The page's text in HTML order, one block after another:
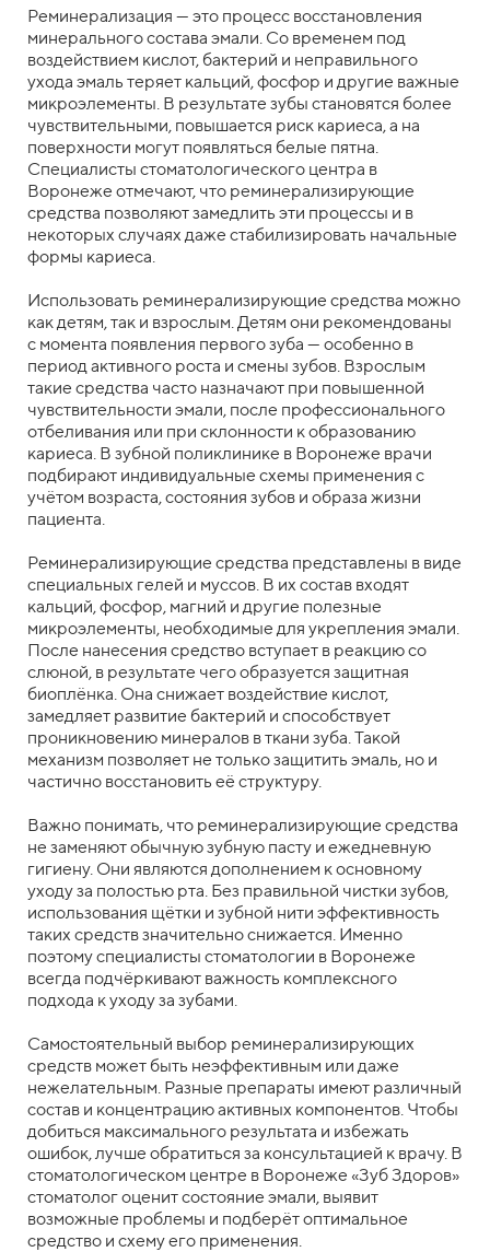
Реминерализация — это процесс восстановления
минерального состава эмали. Со временем под
воздействием кислот, бактерий и неправильного
ухода эмаль теряет кальций, фосфор и другие важные
микроэлементы. В результате зубы становятся более
чувствительными, повышается риск кариеса, а на
поверхности могут появляться белые пятна.
Специалисты стоматологического центра в
Воронеже отмечают, что реминерализирующие
средства позволяют замедлить эти процессы и в
некоторых случаях даже стабилизировать начальные
формы кариеса.
Использовать реминерализирующие средства можно
как детям, так и взрослым. Детям они рекомендованы
с момента появления первого зуба — особенно в
период активного роста и смены зубов. Взрослым
такие средства часто назначают при повышенной
чувствительности эмали, после профессионального
отбеливания или при склонности к образованию
кариеса. В зубной поликлинике в Воронеже врачи
подбирают индивидуальные схемы применения с
учётом возраста, состояния зубов и образа жизни
пациента.
Реминерализирующие средства представлены в виде
специальных гелей и муссов. В их состав входят
кальций, фосфор, магний и другие полезные
микроэлементы, необходимые для укрепления эмали.
После нанесения средство вступает в реакцию со
слюной, в результате чего образуется защитная
биоплёнка. Она снижает воздействие кислот,
замедляет развитие бактерий и способствует
проникновению минералов в ткани зуба. Такой
механизм позволяет не только защитить эмаль, но и
частично восстановить её структуру.
Важно понимать, что реминерализирующие средства
не заменяют обычную зубную пасту и ежедневную
гигиену. Они являются дополнением к основному
уходу за полостью рта. Без правильной чистки зубов,
использования щётки и зубной нити эффективность
таких средств значительно снижается. Именно
поэтому специалисты стоматологии в Воронеже
всегда подчёркивают важность комплексного
подхода к уходу за зубами.
Самостоятельный выбор реминерализирующих
средств может быть неэффективным или даже
нежелательным. Разные препараты имеют различный
состав и концентрацию активных компонентов. Чтобы
добиться максимального результата и избежать
ошибок, лучше обратиться за консультацией к врачу. В
стоматологическом центре в Воронеже «Зуб Здоров»
стоматолог оценит состояние эмали, выявит
возможные проблемы и подберёт оптимальное
средство и схему его применения.